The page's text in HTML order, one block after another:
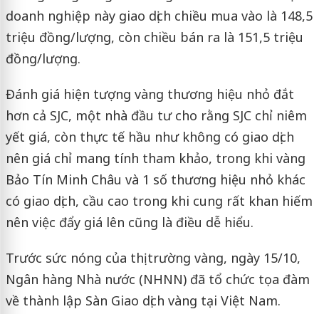
doanh nghiệp này giao dịch chiều mua vào là 148,5
triệu đồng/lượng, còn chiều bán ra là 151,5 triệu
đồng/lượng.
Đánh giá hiện tượng vàng thương hiệu nhỏ đắt
hơn cả SJC, một nhà đầu tư cho rằng SJC chỉ niêm
yết giá, còn thực tế hầu như không có giao dịch
nên giá chỉ mang tính tham khảo, trong khi vàng
Bảo Tín Minh Châu và 1 số thương hiệu nhỏ khác
có giao dịch, cầu cao trong khi cung rất khan hiếm
nên việc đẩy giá lên cũng là điều dễ hiểu.
Trước sức nóng của thị trường vàng, ngày 15/10,
Ngân hàng Nhà nước (NHNN) đã tổ chức tọa đàm
về thành lập Sàn Giao dịch vàng tại Việt Nam.